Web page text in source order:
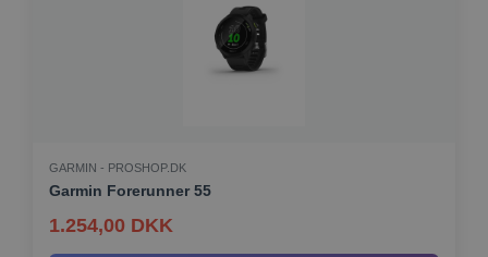
GARMIN - PROSHOP.DK
Garmin Forerunner 55
1.254,00 DKK